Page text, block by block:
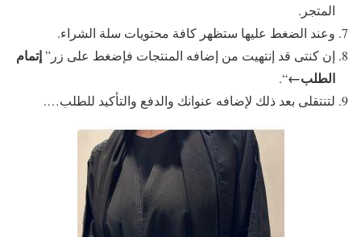
المتجر.
وعند الضغط عليها ستظهر كافة محتويات سلة الشراء.
إن كنتى قد إنتهيت من إضافه المنتجات فإضغط على زر”إتمام
الطلب←“.
لتنتقلى بعد ذلك لإضافه عنوانك والدفع والتأكيد للطلب….